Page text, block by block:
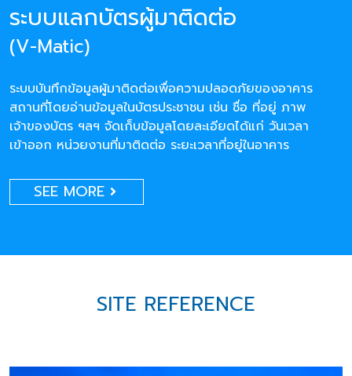
ระบบแลกบัตรผู้มาติดต่อ
(V-Matic)
ระบบบันทึกข้อมูลผู้มาติดต่อเพื่อความปลอดภัยของอาคาร
สถานที่โดยอ่านข้อมูลในบัตรประชาชน เช่น ชื่อ ที่อยู่ ภาพ
เจ้าของบัตร ฯลฯ จัดเก็บข้อมูลโดยละเอียดได้แก่ วันเวลา
เข้าออก หน่วยงานที่มาติดต่อ ระยะเวลาที่อยู่ในอาคาร
SEE MORE
SITE REFERENCE